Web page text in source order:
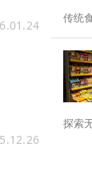
南。
传统
探索